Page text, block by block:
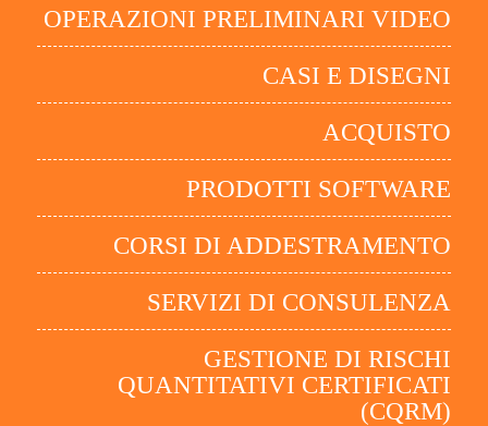
OPERAZIONI PRELIMINARI VIDEO
CASI E DISEGNI
ACQUISTO
PRODOTTI SOFTWARE
CORSI DI ADDESTRAMENTO
SERVIZI DI CONSULENZA
GESTIONE DI RISCHI
QUANTITATIVI CERTIFICATI
(CQRM)